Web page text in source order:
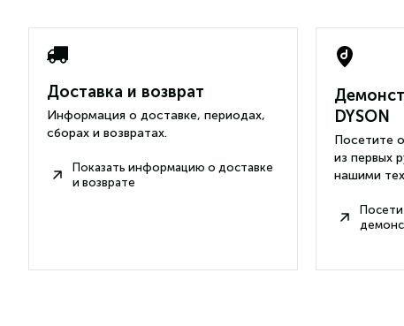
Доставка и возврат
Информация о доставке, периодах,
сборах и возвратах.
Показать информацию о доставке
и возврате
DYSON
Посетите
из первых
нашими